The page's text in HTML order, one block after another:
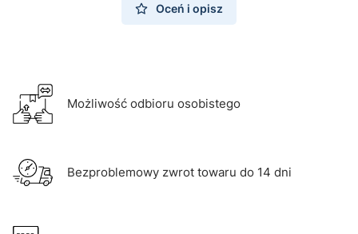
Oceń i opisz
Możliwość odbioru osobistego
Bezproblemowy zwrot towaru do 14 dni